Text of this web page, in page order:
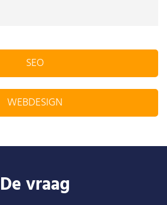
SEO
WEBDESIGN
De vraag